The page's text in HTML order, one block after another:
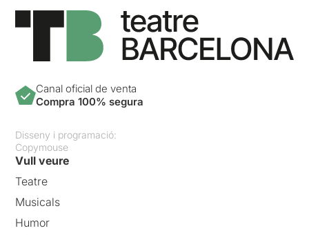
Canal oficial de venta
Compra 100% segura
Disseny i programació:
Copymouse
Vull veure
Teatre
Musicals
Humor